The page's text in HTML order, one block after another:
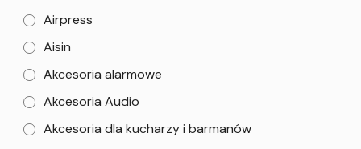
Airpress
Aisin
Akcesoria alarmowe
Akcesoria Audio
Akcesoria dla kucharzy i barmanów